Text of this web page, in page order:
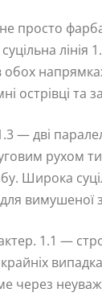
просто фарба
суцільна
острівці та
— дві
рухом
Широка
вимушеної
1.1 —
через